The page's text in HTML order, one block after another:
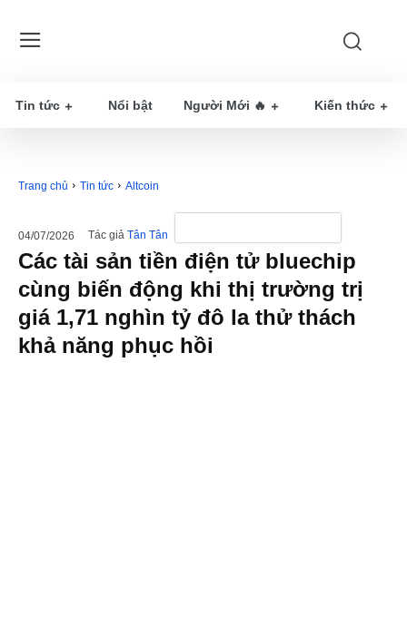
Tin tức Nổi bật Người Mới 🔥 Kiến thức
Trang chủ Tin tức Altcoin
04/07/2026 Tác giả Tân Tân
Các tài sản tiền điện tử bluechip
cùng biến động khi thị trường trị
giá 1,71 nghìn tỷ đô la thử thách
khả năng phục hồi